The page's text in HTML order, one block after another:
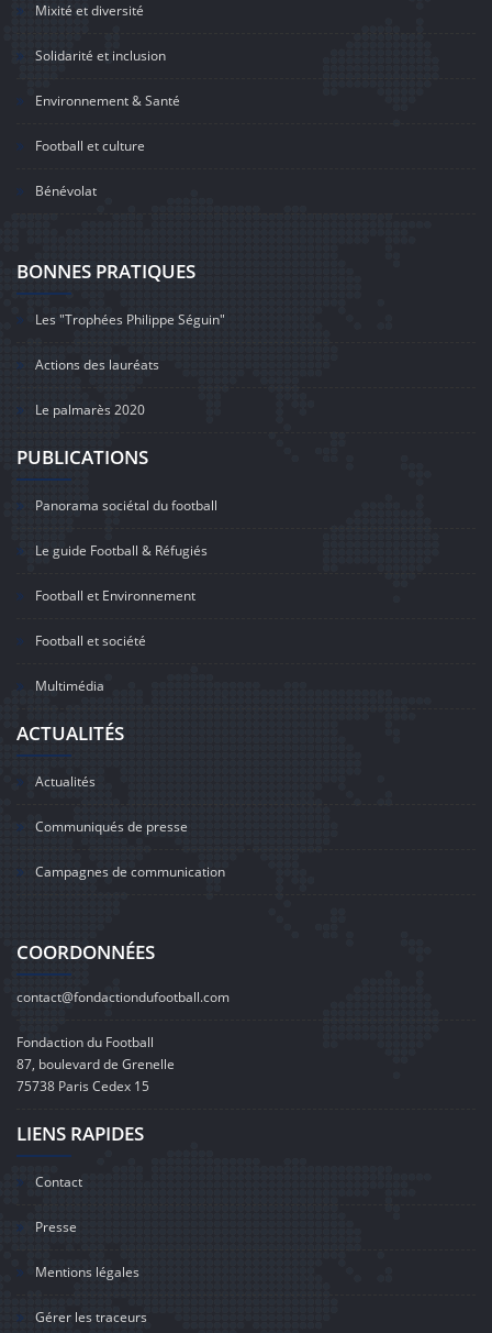
Mixité et diversité
Solidarité et inclusion
Environnement & Santé
Football et culture
Bénévolat
BONNES PRATIQUES
Les "Trophées Philippe Séguin"
Actions des lauréats
Le palmarès 2020
PUBLICATIONS
Panorama sociétal du football
Le guide Football & Réfugiés
Football et Environnement
Football et société
Multimédia
ACTUALITÉS
Actualités
Communiqués de presse
Campagnes de communication
COORDONNÉES
contact@fondactiondufootball.com
Fondaction du Football
87, boulevard de Grenelle
75738 Paris Cedex 15
LIENS RAPIDES
Contact
Presse
Mentions légales
Gérer les traceurs